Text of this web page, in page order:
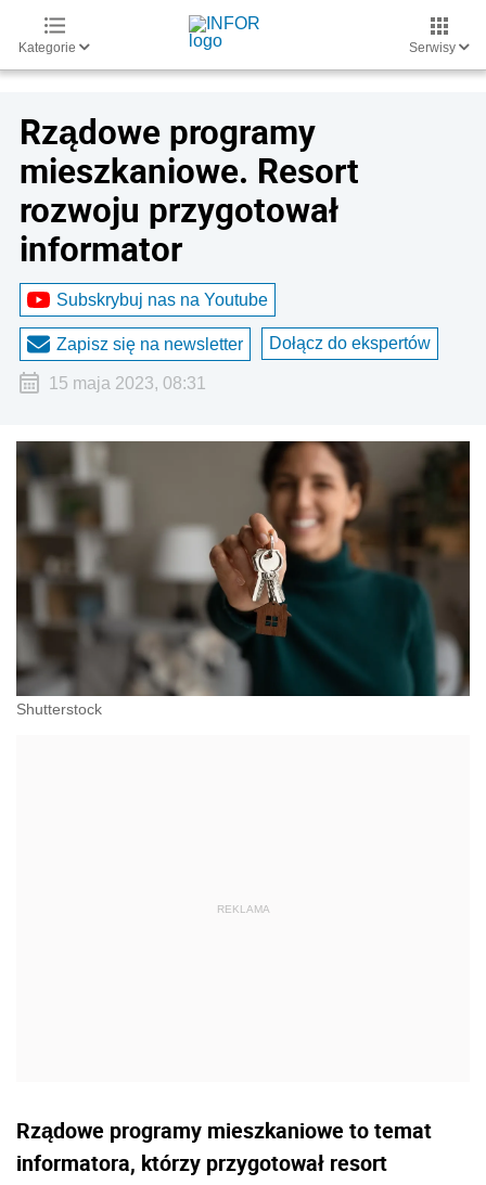
Kategorie Serwisy
Rządowe programy
mieszkaniowe. Resort
rozwoju przygotował
informator
Subskrybuj nas na Youtube
Zapisz się na newsletter Dołącz do ekspertów
15 maja 2023, 08:31
Shutterstock
Rządowe programy mieszkaniowe to temat
informatora, którzy przygotował resort